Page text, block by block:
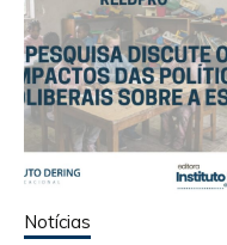
Notícias